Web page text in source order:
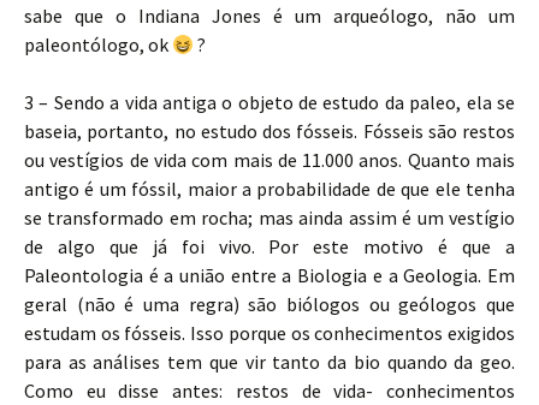
sabe que o Indiana Jones é um arqueólogo, não um
paleontólogo, ok
?
3 – Sendo a vida antiga o objeto de estudo da paleo, ela se
baseia, portanto, no estudo dos fósseis. Fósseis são restos
ou vestígios de vida com mais de 11.000 anos. Quanto mais
antigo é um fóssil, maior a probabilidade de que ele tenha
se transformado em rocha; mas ainda assim é um vestígio
de algo que já foi vivo. Por este motivo é que a
Paleontologia é a união entre a Biologia e a Geologia. Em
geral (não é uma regra) são biólogos ou geólogos que
estudam os fósseis. Isso porque os conhecimentos exigidos
para as análises tem que vir tanto da bio quando da geo.
Como eu disse antes: restos de vida- conhecimentos